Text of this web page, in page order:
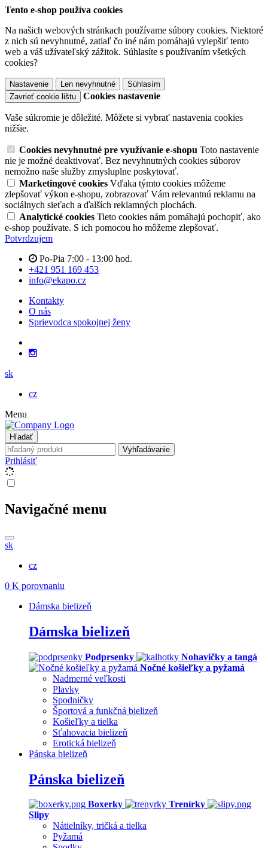
Tento e-shop používa cookies
Na našich webových stránkach používame súbory cookies. Niektoré
z nich sú nevyhnutné, zatiaľ čo iné nám pomáhajú vylepšiť tento
web a váš užívateľský zážitok. Súhlasíte s používaním všetkých
cookies?
Nastavenie Len nevyhnutné
Súhlasím
Zavrieť cookie lištu
Cookies nastavenie
Vaše súkromie je dôležité. Môžete si vybrať nastavenia cookies
nižšie.
Cookies nevyhnutné pre využívanie e-shopu Toto nastavenie
nie je možné deaktivovať. Bez nevyhnutných cookies súborov
nemožno naše služby zmysluplne poskytovať.
Marketingové cookies Vďaka týmto cookies môžeme
zlepšovať výkon e-shopu, zobrazovať Vám relevantnú reklamu na
sociálnych sieťach a ďalších reklamných plochách.
Analytické cookies Tieto cookies nám pomáhajú pochopiť, ako
e-shop používate. S ich pomocou ho môžeme zlepšovať.
Potvrdzujem
Po-Pia 7:00 - 13:00 hod.
+421 951 169 453
info@ekapo.cz
Kontakty
O nás
Sprievodca spokojnej ženy
sk
cz
Menu
Hľadať
Vyhľadávanie
Prihlásiť
Navigačné menu
sk
cz
0 K porovnaniu
Dámska bielizeň
Dámska bielizeň
Podprsenky
Nohavičky a tangá
Nočné košieľky a pyžamá
Nadmerné veľkosti
Plavky
Spodničky
Športová a funkčná bielizeň
Košieľky a tielka
Sťahovacia bielizeň
Erotická bielizeň
Pánska bielizeň
Pánska bielizeň
Boxerky
Trenírky
Slipy
Nátielníky, tričká a tielka
Pyžamá